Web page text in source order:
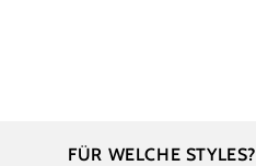
FÜR WELCHE STYLES?